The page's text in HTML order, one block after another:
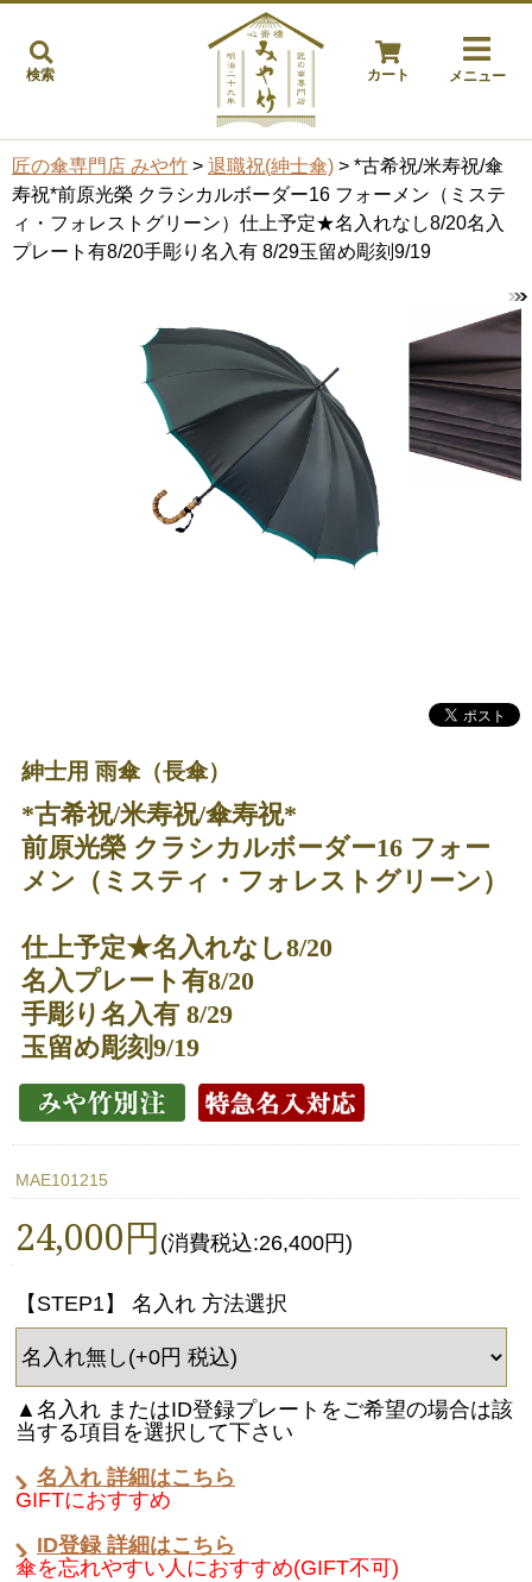
検索 カート メニュー
匠の傘専門店 みや竹 > 退職祝(紳士傘) > *古希祝/米寿祝/傘
寿祝*前原光榮 クラシカルボーダー16 フォーメン（ミステ
ィ・フォレストグリーン）仕上予定★名入れなし8/20名入
プレート有8/20手彫り名入有 8/29玉留め彫刻9/19
紳士用 雨傘（長傘）
*古希祝/米寿祝/傘寿祝*
前原光榮 クラシカルボーダー16 フォー
メン（ミスティ・フォレストグリーン）
仕上予定★名入れなし8/20
名入プレート有8/20
手彫り名入有 8/29
玉留め彫刻9/19
MAE101215
24,000円 (消費税込:26,400円)
【STEP1】 名入れ 方法選択
▲名入れ またはID登録プレートをご希望の場合は該
当する項目を選択して下さい
名入れ 詳細はこちら
GIFTにおすすめ
ID登録 詳細はこちら
傘を忘れやすい人におすすめ(GIFT不可)